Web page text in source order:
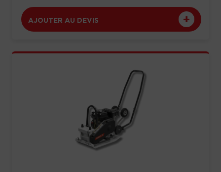
AJOUTER AU DEVIS